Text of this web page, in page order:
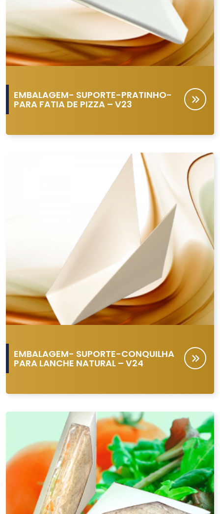
EMBALAGEM- SUPORTE-PRATINHO-
PARA FATIA DE PIZZA – V23
EMBALAGEM- SUPORTE-CONQUILHA
PARA LANCHE NATURAL – V24